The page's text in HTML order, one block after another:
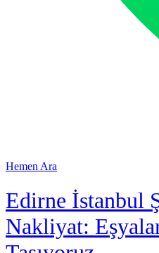
Hemen Ara
Edirne İstanbul
Nakliyat: